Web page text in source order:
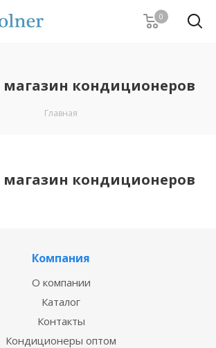
0
магазин кондиционеров
Главная
магазин кондиционеров
Компания
О компании
Каталог
Контакты
Кондиционеры оптом